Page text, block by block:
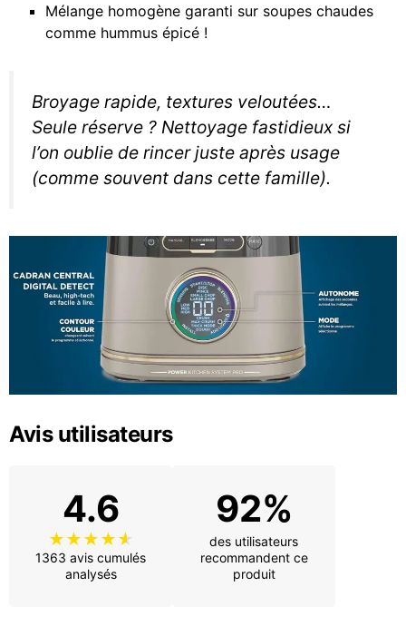
Mélange homogène garanti sur soupes chaudes
comme hummus épicé !
Broyage rapide, textures veloutées…
Seule réserve ? Nettoyage fastidieux si
l’on oublie de rincer juste après usage
(comme souvent dans cette famille).
Avis utilisateurs
4.6
1363 avis cumulés
analysés
92%
des utilisateurs
recommandent ce
produit